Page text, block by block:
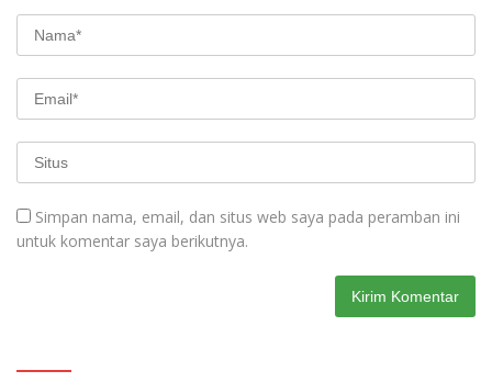
Simpan nama, email, dan situs web saya pada peramban ini
untuk komentar saya berikutnya.